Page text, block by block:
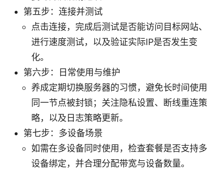
第五步：连接并测试
点击连接，完成后测试是否能访问目标网站、
进行速度测试，以及验证实际IP是否发生变
化。
第六步：日常使用与维护
养成定期切换服务器的习惯，避免长时间使用
同一节点被封锁；关注隐私设置、断线重连策
略，以及日志策略更新。
第七步：多设备场景
如需在多设备同时使用，检查套餐是否支持多
设备绑定，并合理分配带宽与设备数量。